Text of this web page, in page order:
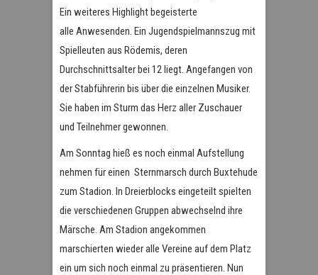
Ein weiteres Highlight begeisterte
alle Anwesenden. Ein Jugendspielmannszug mit
Spielleuten aus Rödemis, deren
Durchschnittsalter bei 12 liegt. Angefangen von
der Stabführerin bis über die einzelnen Musiker.
Sie haben im Sturm das Herz aller Zuschauer
und Teilnehmer gewonnen.
Am Sonntag hieß es noch einmal Aufstellung
nehmen für einen Sternmarsch durch Buxtehude
zum Stadion. In Dreierblocks eingeteilt spielten
die verschiedenen Gruppen abwechselnd ihre
Märsche. Am Stadion angekommen
marschierten wieder alle Vereine auf dem Platz
ein um sich noch einmal zu präsentieren. Nun